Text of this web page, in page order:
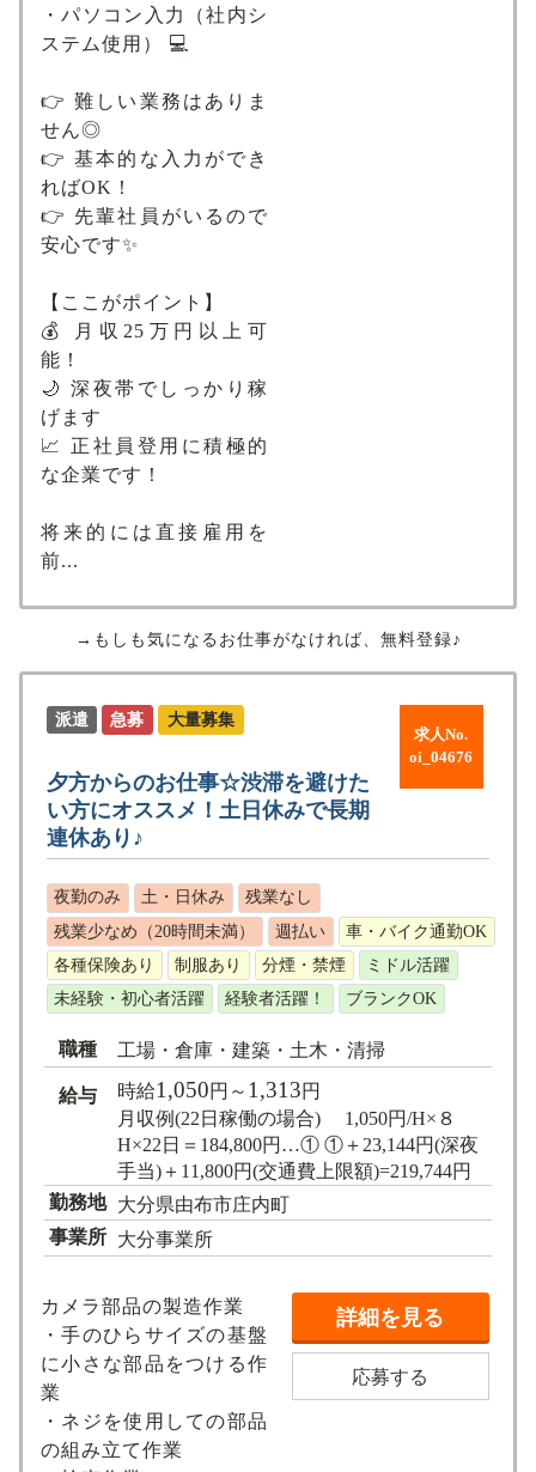
・パソコン入力（社内シ
ステム使用） 💻
👉 難しい業務はありま
せん◎
👉 基本的な入力ができ
ればOK！
👉 先輩社員がいるので
安心です✨
【ここがポイント】
💰 月収25万円以上可
能！
🌙 深夜帯でしっかり稼
げます
📈 正社員登用に積極的
な企業です！
将来的には直接雇用を
前...
→もしも気になるお仕事がなければ、無料登録♪
求人No.
oi_04676
派遣 急募 大量募集
夕方からのお仕事☆渋滞を避けた
い方にオススメ！土日休みで長期
連休あり♪
夜勤のみ 土・日休み
残業なし
残業少なめ（20時間未満）
週払い
車・バイク通勤OK
各種保険あり
制服あり 分煙・禁煙
ミドル活躍
未経験・初心者活躍
経験者活躍！ ブランクOK
職種 工場・倉庫・建築・土木・清掃
給与 時給1,050円～ 1,313円
月収例(22日稼働の場合) 1,050円/H×８
H×22日＝184,800円…① ①＋23,144円(深夜
手当)＋11,800円(交通費上限額)=219,744円
勤務地 大分県由布市庄内町
事業所 大分事業所
カメラ部品の製造作業
・手のひらサイズの基盤
に小さな部品をつける作
業
・ネジを使用しての部品
の組み立て作業
詳細を見る
応募する